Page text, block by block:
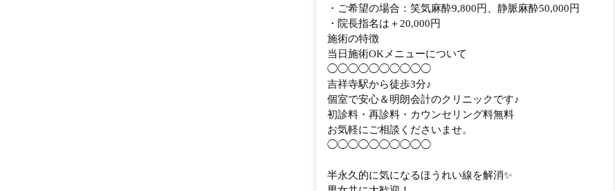
・ご希望の場合：笑気麻酔9,800円、静脈麻酔50,000円
・院長指名は＋20,000円
施術の特徴
当日施術OKメニューについて
◯◯◯◯◯◯◯◯◯◯
吉祥寺駅から徒歩3分♪
個室で安心＆明朗会計のクリニックです♪
初診料・再診料・カウンセリング料無料
お気軽にご相談くださいませ。
◯◯◯◯◯◯◯◯◯◯
半永久的に気になるほうれい線を解消✨